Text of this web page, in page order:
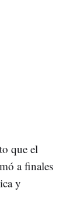
que el
a finales
y